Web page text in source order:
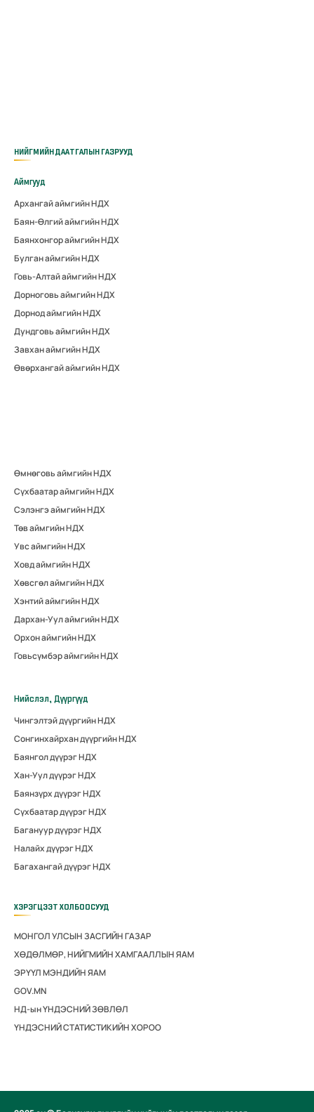
НИЙГМИЙН ДААТГАЛЫН ГАЗРУУД
Аймгууд
Архангай аймгийн НДХ
Баян-Өлгий аймгийн НДХ
Баянхонгор аймгийн НДХ
Булган аймгийн НДХ
Говь-Алтай аймгийн НДХ
Дорноговь аймгийн НДХ
Дорнод аймгийн НДХ
Дундговь аймгийн НДХ
Завхан аймгийн НДХ
Өвөрхангай аймгийн НДХ
Өмнөговь аймгийн НДХ
Сүхбаатар аймгийн НДХ
Сэлэнгэ аймгийн НДХ
Төв аймгийн НДХ
Увс аймгийн НДХ
Ховд аймгийн НДХ
Хөвсгөл аймгийн НДХ
Хэнтий аймгийн НДХ
Дархан-Уул аймгийн НДХ
Орхон аймгийн НДХ
Говьсүмбэр аймгийн НДХ
Нийслэл, Дүүргүүд
Чингэлтэй дүүргийн НДХ
Сонгинхайрхан дүүргийн НДХ
Баянгол дүүрэг НДХ
Хан-Уул дүүрэг НДХ
Баянзүрх дүүрэг НДХ
Сүхбаатар дүүрэг НДХ
Багануур дүүрэг НДХ
Налайх дүүрэг НДХ
Багахангай дүүрэг НДХ
ХЭРЭГЦЭЭТ ХОЛБООСУУД
МОНГОЛ УЛСЫН ЗАСГИЙН ГАЗАР
ХӨДӨЛМӨР, НИЙГМИЙН ХАМГААЛЛЫН ЯАМ
ЭРҮҮЛ МЭНДИЙН ЯАМ
GOV.MN
НД-ын ҮНДЭСНИЙ ЗӨВЛӨЛ
ҮНДЭСНИЙ СТАТИСТИКИЙН ХОРОО